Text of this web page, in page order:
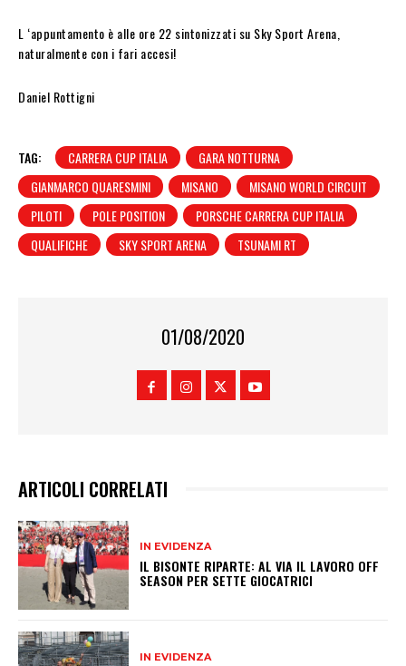
L ‘appuntamento è alle ore 22 sintonizzati su Sky Sport Arena,
naturalmente con i fari accesi!
Daniel Rottigni
TAG: CARRERA CUP ITALIA
GARA NOTTURNA
GIANMARCO QUARESMINI
MISANO
MISANO WORLD CIRCUIT
PILOTI
POLE POSITION
PORSCHE CARRERA CUP ITALIA
QUALIFICHE
SKY SPORT ARENA TSUNAMI RT
01/08/2020
ARTICOLI CORRELATI
IN EVIDENZA
IL BISONTE RIPARTE: AL VIA IL LAVORO OFF
SEASON PER SETTE GIOCATRICI
IN EVIDENZA